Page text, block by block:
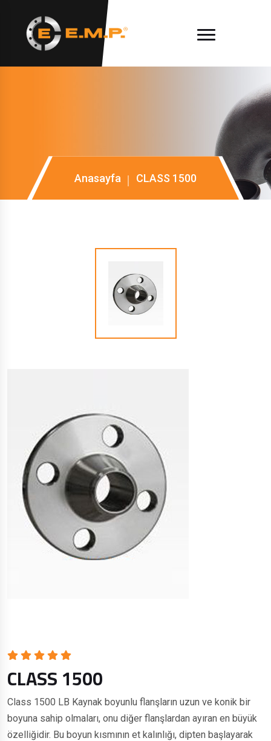
Anasayfa CLASS 1500
CLASS 1500
Class 1500 LB Kaynak boyunlu flanşların uzun ve konik bir
boyuna sahip olmaları, onu diğer flanşlardan ayıran en büyük
özelliğidir. Bu boyun kısmının et kalınlığı, dipten başlayarak